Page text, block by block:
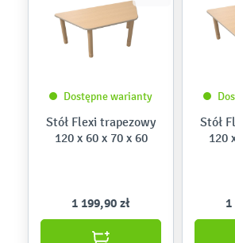
Dostępne warianty
Stół Flexi trapezowy
120 x 60 x 70 x 60
1 199,90 zł
Stół
120
1